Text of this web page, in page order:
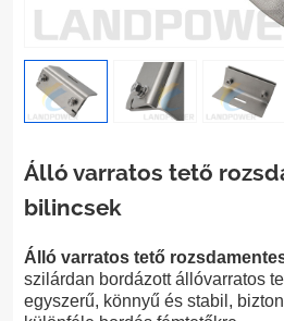
Álló varratos tető
bilincsek
Álló varratos tető
szilárdan bordázott állóvarratos
egyszerű, könnyű és stabil,